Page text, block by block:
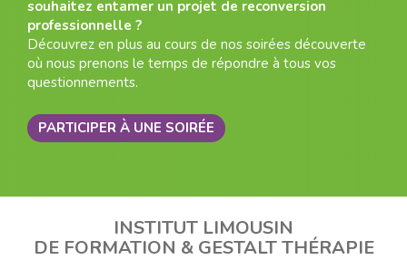
souhaitez entamer un projet de reconversion
professionnelle ?
Découvrez en plus au cours de nos soirées découverte
où nous prenons le temps de répondre à tous vos
questionnements.
PARTICIPER À UNE SOIRÉE
INSTITUT LIMOUSIN
DE FORMATION & GESTALT THÉRAPIE